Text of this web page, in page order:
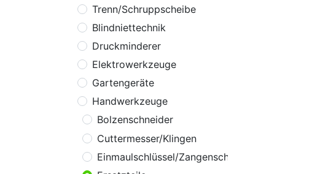
Trenn/Schruppscheibe
Blindniettechnik
Druckminderer
Elektrowerkzeuge
Gartengeräte
Handwerkzeuge
Bolzenschneider
Cuttermesser/Klingen
Einmaulschlüssel/Zangenschlüssel